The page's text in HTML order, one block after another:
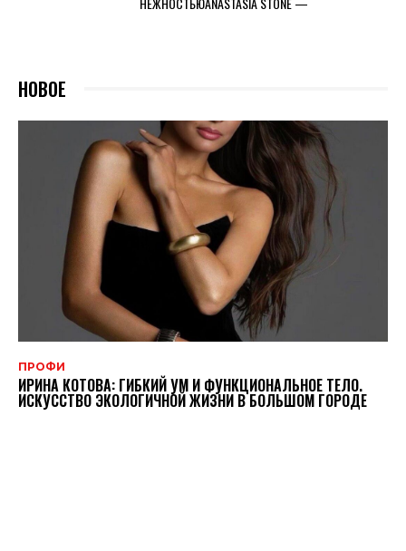
НОВОЕ
ПРОФИ
ИРИНА КОТОВА: ГИБКИЙ УМ И ФУНКЦИОНАЛЬНОЕ ТЕЛО.
ИСКУССТВО ЭКОЛОГИЧНОЙ ЖИЗНИ В БОЛЬШОМ ГОРОДЕ